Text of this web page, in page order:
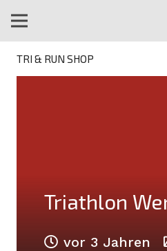
TRI & RUN SHOP
Triathlon
vor 3 Jahren